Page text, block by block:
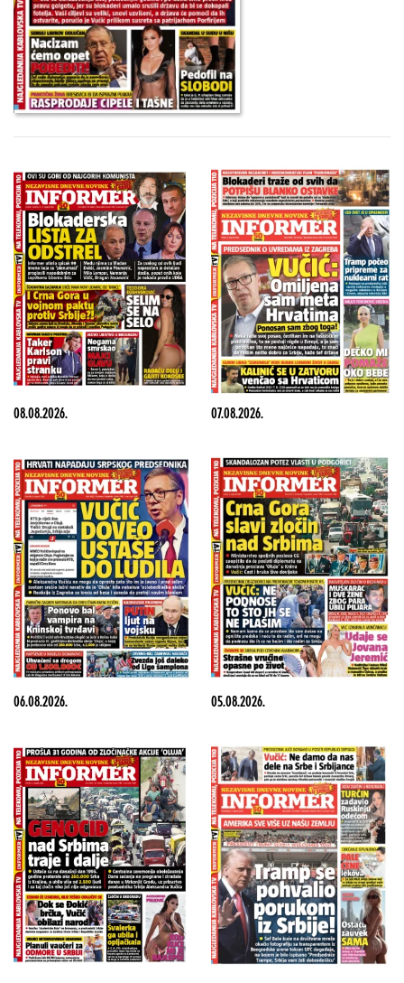
08.08.2026. 07.08.2026.
06.08.2026. 05.08.2026.